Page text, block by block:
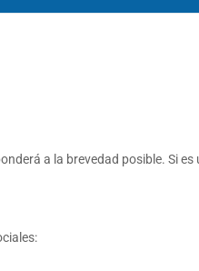
a la brevedad posible. Si